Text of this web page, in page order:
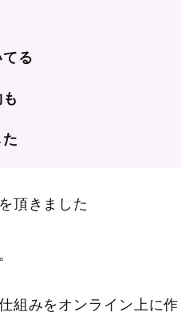
る
頂きました
組みをオンライン上に作